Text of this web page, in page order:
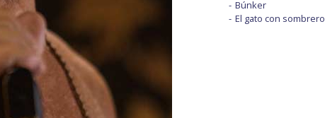
Búnker
El gato con sombrero